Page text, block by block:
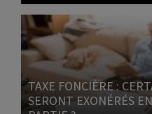
TAXE FONCIÈRE :
SERONT EXONÉRÉS